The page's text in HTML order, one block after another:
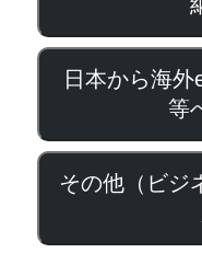
日本から海外
等
その他（ビジ